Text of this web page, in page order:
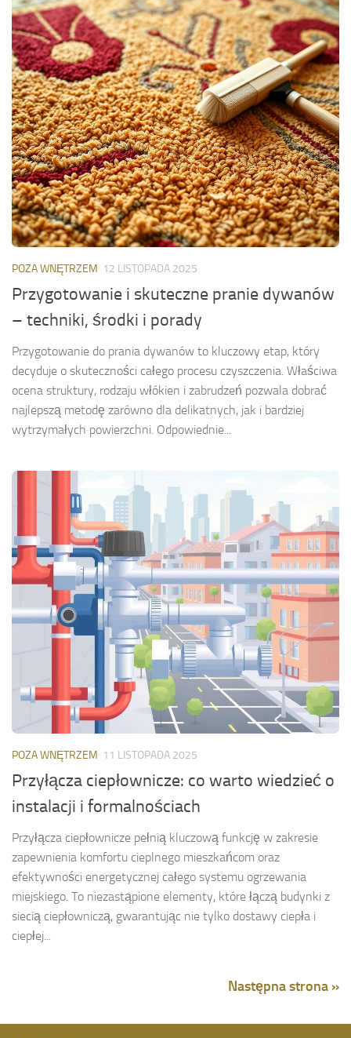
POZA WNĘTRZEM 12 LISTOPADA 2025
Przygotowanie i skuteczne pranie dywanów
– techniki, środki i porady
Przygotowanie do prania dywanów to kluczowy etap, który
decyduje o skuteczności całego procesu czyszczenia. Właściwa
ocena struktury, rodzaju włókien i zabrudzeń pozwala dobrać
najlepszą metodę zarówno dla delikatnych, jak i bardziej
wytrzymałych powierzchni. Odpowiednie...
POZA WNĘTRZEM 11 LISTOPADA 2025
Przyłącza ciepłownicze: co warto wiedzieć o
instalacji i formalnościach
Przyłącza ciepłownicze pełnią kluczową funkcję w zakresie
zapewnienia komfortu cieplnego mieszkańcom oraz
efektywności energetycznej całego systemu ogrzewania
miejskiego. To niezastąpione elementy, które łączą budynki z
siecią ciepłowniczą, gwarantując nie tylko dostawy ciepła i
ciepłej...
Następna strona »